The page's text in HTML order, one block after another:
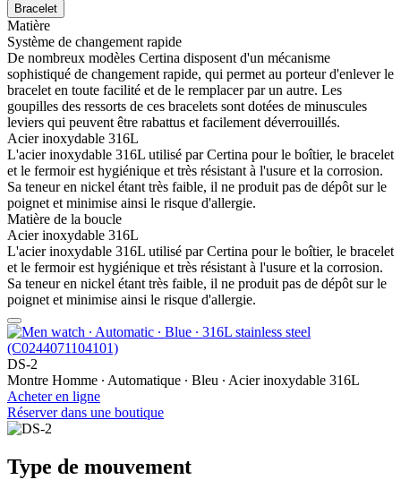
Bracelet
Matière
Système de changement rapide
De nombreux modèles Certina disposent d'un mécanisme
sophistiqué de changement rapide, qui permet au porteur d'enlever le
bracelet en toute facilité et de le remplacer par un autre. Les
goupilles des ressorts de ces bracelets sont dotées de minuscules
leviers qui peuvent être rabattus et facilement déverrouillés.
Acier inoxydable 316L
L'acier inoxydable 316L utilisé par Certina pour le boîtier, le bracelet
et le fermoir est hygiénique et très résistant à l'usure et la corrosion.
Sa teneur en nickel étant très faible, il ne produit pas de dépôt sur le
poignet et minimise ainsi le risque d'allergie.
Matière de la boucle
Acier inoxydable 316L
L'acier inoxydable 316L utilisé par Certina pour le boîtier, le bracelet
et le fermoir est hygiénique et très résistant à l'usure et la corrosion.
Sa teneur en nickel étant très faible, il ne produit pas de dépôt sur le
poignet et minimise ainsi le risque d'allergie.
DS-2
Montre Homme ∙ Automatique ∙ Bleu ∙ Acier inoxydable 316L
Acheter en ligne
Réserver dans une boutique
Type de mouvement